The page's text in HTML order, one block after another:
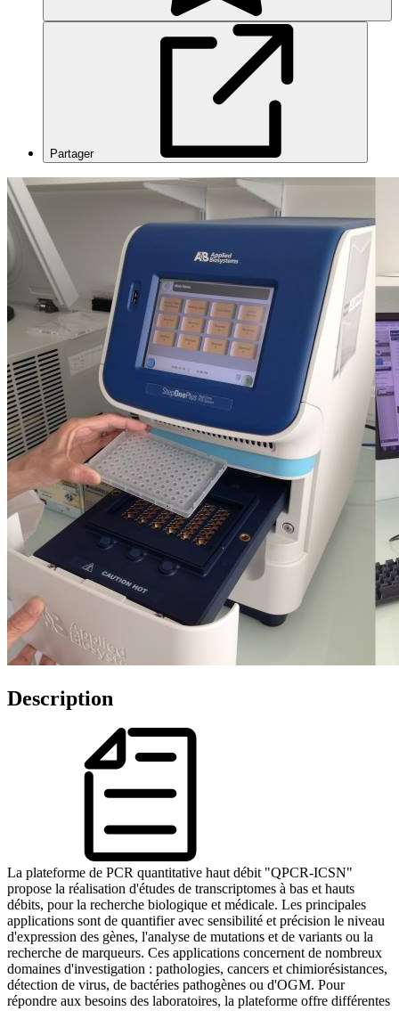
Partager
Description
La plateforme de PCR quantitative haut débit "QPCR-ICSN"
propose la réalisation d'études de transcriptomes à bas et hauts
débits, pour la recherche biologique et médicale. Les principales
applications sont de quantifier avec sensibilité et précision le niveau
d'expression des gènes, l'analyse de mutations et de variants ou la
recherche de marqueurs. Ces applications concernent de nombreux
domaines d'investigation : pathologies, cancers et chimiorésistances,
détection de virus, de bactéries pathogènes ou d'OGM. Pour
répondre aux besoins des laboratoires, la plateforme offre différentes